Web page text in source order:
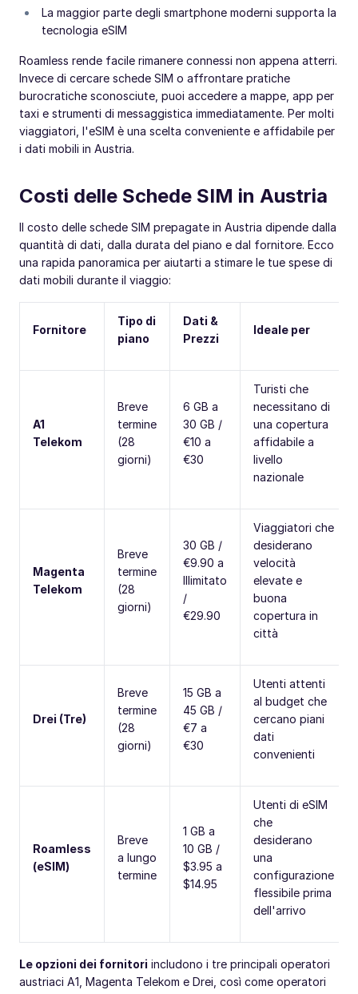
La maggior parte degli smartphone moderni supporta la
tecnologia eSIM
Roamless rende facile rimanere connessi non appena atterri.
Invece di cercare schede SIM o affrontare pratiche
burocratiche sconosciute, puoi accedere a mappe, app per
taxi e strumenti di messaggistica immediatamente. Per molti
viaggiatori, l'eSIM è una scelta conveniente e affidabile per
i dati mobili in Austria.
Costi delle Schede SIM in Austria
Il costo delle schede SIM prepagate in Austria dipende dalla
quantità di dati, dalla durata del piano e dal fornitore. Ecco
una rapida panoramica per aiutarti a stimare le tue spese di
dati mobili durante il viaggio:
Fornitore
Tipo di
piano
Dati &
Prezzi
Ideale per
A1
Telekom
Breve
termine
(28
giorni)
6 GB a
30 GB /
€10 a
€30
Turisti che
necessitano di
una copertura
affidabile a
livello
nazionale
Magenta
Telekom
Breve
termine
(28
giorni)
30 GB /
€9.90 a
Illimitato
/
€29.90
Viaggiatori che
desiderano
velocità
elevate e
buona
copertura in
città
Drei (Tre)
Breve
termine
(28
giorni)
15 GB a
45 GB /
€7 a
€30
Utenti attenti
al budget che
cercano piani
dati
convenienti
Roamless
(eSIM)
Breve
a lungo
termine
1 GB a
10 GB /
$3.95 a
$14.95
Utenti di eSIM
che
desiderano
una
configurazione
flessibile prima
dell'arrivo
Le opzioni dei fornitori includono i tre principali operatori
austriaci A1, Magenta Telekom e Drei, così come operatori